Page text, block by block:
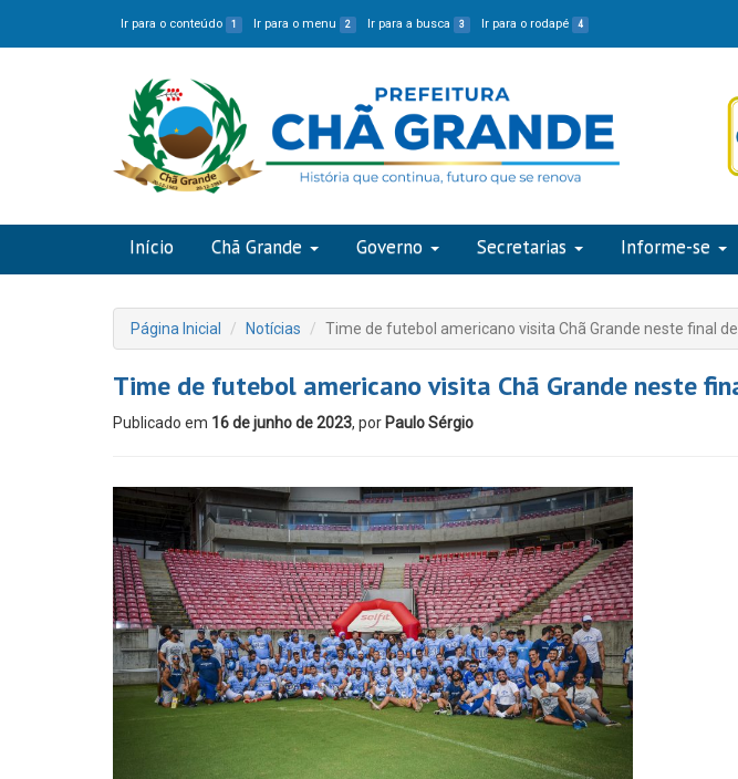
Ir para o conteúdo 1 Ir para o menu 2 Ir para a busca 3 Ir para o rodapé 4
Início Chã Grande Governo Secretarias Informe-se
Página Inicial Notícias Time de futebol americano visita Chã Grande neste final
Time de futebol americano visita Chã Grande neste
Publicado em 16 de junho de 2023, por Paulo Sérgio